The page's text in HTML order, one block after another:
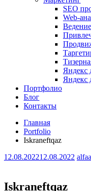
SEO
Web-
Яндекс
Яндекс
Портфолио
Блог
Контакты
Главная
Portfolio
Iskraneftqaz
12.08.202212.08.2022
Iskraneftqaz